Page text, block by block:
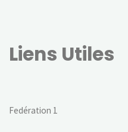
Liens Utiles
Fedération 1